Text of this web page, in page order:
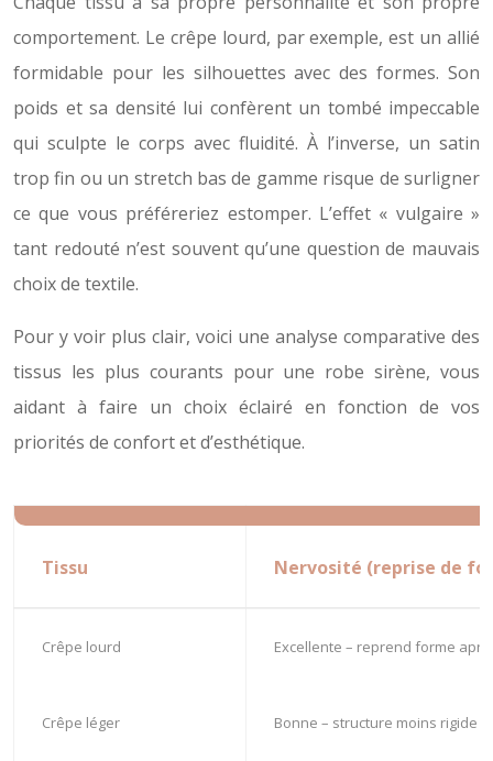
comportement. Le crêpe lourd, par exemple, est un allié
formidable pour les silhouettes avec des formes. Son
poids et sa densité lui confèrent un tombé impeccable
qui sculpte le corps avec fluidité. À l’inverse, un satin
trop fin ou un stretch bas de gamme risque de surligner
ce que vous préféreriez estomper. L’effet « vulgaire »
tant redouté n’est souvent qu’une question de mauvais
choix de textile.
Pour y voir plus clair, voici une analyse comparative des
tissus les plus courants pour une robe sirène, vous
aidant à faire un choix éclairé en fonction de vos
priorités de confort et d’esthétique.
Tissu Nervosité (reprise de
Crêpe lourd Excellente – reprend forme
Crêpe léger Bonne – structure moins rigide